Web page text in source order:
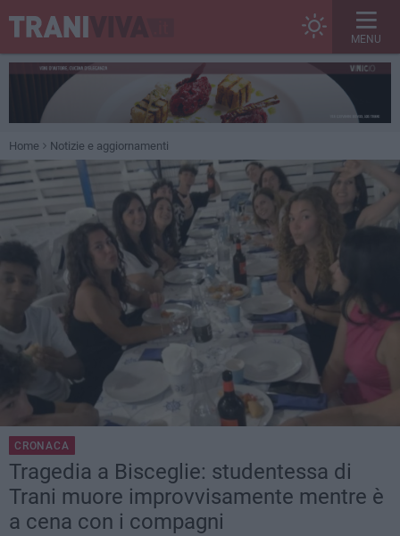
MENU
Home Notizie e aggiornamenti
CRONACA
Tragedia a Bisceglie: studentessa di
Trani muore improvvisamente mentre è
a cena con i compagni